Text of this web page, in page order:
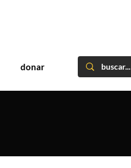
donar